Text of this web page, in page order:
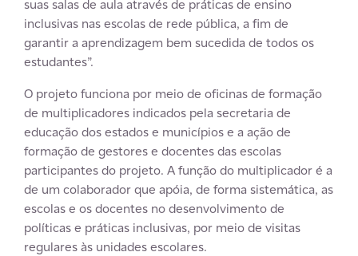
suas salas de aula através de práticas de ensino
inclusivas nas escolas de rede pública, a fim de
garantir a aprendizagem bem sucedida de todos os
estudantes”.
O projeto funciona por meio de oficinas de formação
de multiplicadores indicados pela secretaria de
educação dos estados e municípios e a ação de
formação de gestores e docentes das escolas
participantes do projeto. A função do multiplicador é a
de um colaborador que apóia, de forma sistemática, as
escolas e os docentes no desenvolvimento de
políticas e práticas inclusivas, por meio de visitas
regulares às unidades escolares.